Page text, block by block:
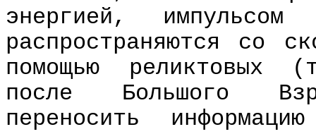
энергией,
распространяются со
помощью реликтовых
после Большого
переносить